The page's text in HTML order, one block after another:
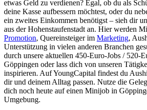
etwas Geld zu verdienen? Egal, ob du als
deine Kasse aufbessern möchtest, oder du
ein zweites Einkommen benötigst – sieh dir
aus der Hohenstaufenstadt an. Hier werden
Promotion, Quereinsteiger im Marketing,
Unterstützung in vielen anderen Branchen
durch unsere aktuellen 450-Euro-Jobs / 520-
Göppingen oder lass dich von unseren
inspirieren. Auf YoungCapital findest du
dir und deinem Alltag passen. Nutze die
dich noch heute auf einen Minijob in
Umgebung.